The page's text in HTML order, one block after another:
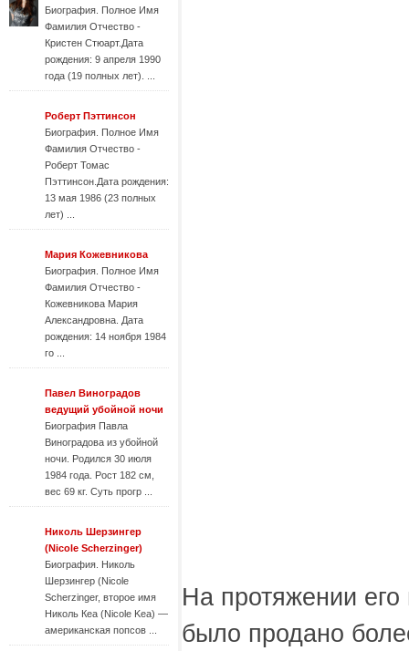
Биография. Полное Имя
Фамилия Отчество -
Кристен Стюарт.Дата
рождения: 9 апреля 1990
года (19 полных лет). ...
Роберт Пэттинсон
Биография. Полное Имя
Фамилия Отчество -
Роберт Томас
Пэттинсон.Дата рождения:
13 мая 1986 (23 полных
лет) ...
Мария Кожевникова
Биография. Полное Имя
Фамилия Отчество -
Кожевникова Мария
Александровна. Дата
рождения: 14 ноября 1984
го ...
Павел Виноградов
ведущий убойной ночи
Биография Павла
Виноградова из убойной
ночи. Родился 30 июля
1984 года. Рост 182 см,
вес 69 кг. Суть прогр ...
Николь Шерзингер
(Nicole Scherzinger)
Биография. Николь
Шерзингер (Nicole
Scherzinger, второе имя
Николь Кеа (Nicole Kea) —
американская попсов ...
На протяжении
было продано